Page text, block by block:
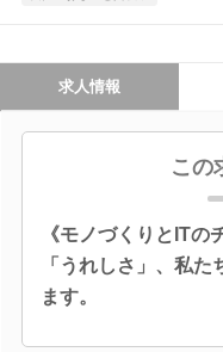
求人情報
この
《モノづくりとITの
「うれしさ」、私
ます。